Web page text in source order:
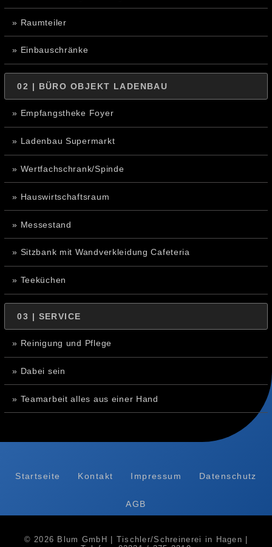
» Raumteiler
» Einbauschränke
02 | BÜRO OBJEKT LADENBAU
» Empfangstheke Foyer
» Ladenbau Supermarkt
» Wertfachschrank/Spinde
» Hauswirtschaftsraum
» Messestand
» Sitzbank mit Wandverkleidung Cafeteria
» Teeküchen
03 | SERVICE
» Reinigung und Pflege
» Dabei sein
» Teamarbeit alles aus einer Hand
Startseite Kontakt Impressum Datenschutz
AGB
© 2026 Blum GmbH | Tischler/Schreinerei in Hagen |